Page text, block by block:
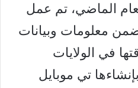
الماضي، تم عمل
معلومات وبيانات
في الولايات
تي موبايل